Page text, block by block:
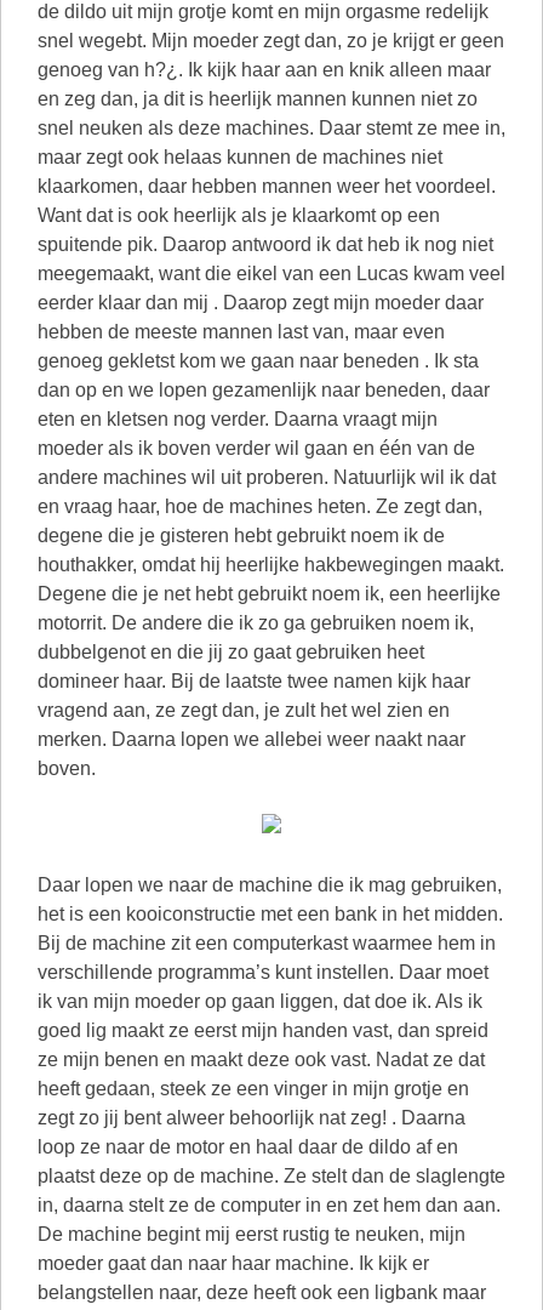
de dildo uit mijn grotje komt en mijn orgasme redelijk
snel wegebt. Mijn moeder zegt dan, zo je krijgt er geen
genoeg van h?¿. Ik kijk haar aan en knik alleen maar
en zeg dan, ja dit is heerlijk mannen kunnen niet zo
snel neuken als deze machines. Daar stemt ze mee in,
maar zegt ook helaas kunnen de machines niet
klaarkomen, daar hebben mannen weer het voordeel.
Want dat is ook heerlijk als je klaarkomt op een
spuitende pik. Daarop antwoord ik dat heb ik nog niet
meegemaakt, want die eikel van een Lucas kwam veel
eerder klaar dan mij . Daarop zegt mijn moeder daar
hebben de meeste mannen last van, maar even
genoeg gekletst kom we gaan naar beneden . Ik sta
dan op en we lopen gezamenlijk naar beneden, daar
eten en kletsen nog verder. Daarna vraagt mijn
moeder als ik boven verder wil gaan en één van de
andere machines wil uit proberen. Natuurlijk wil ik dat
en vraag haar, hoe de machines heten. Ze zegt dan,
degene die je gisteren hebt gebruikt noem ik de
houthakker, omdat hij heerlijke hakbewegingen maakt.
Degene die je net hebt gebruikt noem ik, een heerlijke
motorrit. De andere die ik zo ga gebruiken noem ik,
dubbelgenot en die jij zo gaat gebruiken heet
domineer haar. Bij de laatste twee namen kijk haar
vragend aan, ze zegt dan, je zult het wel zien en
merken. Daarna lopen we allebei weer naakt naar
boven.
Daar lopen we naar de machine die ik mag gebruiken,
het is een kooiconstructie met een bank in het midden.
Bij de machine zit een computerkast waarmee hem in
verschillende programma’s kunt instellen. Daar moet
ik van mijn moeder op gaan liggen, dat doe ik. Als ik
goed lig maakt ze eerst mijn handen vast, dan spreid
ze mijn benen en maakt deze ook vast. Nadat ze dat
heeft gedaan, steek ze een vinger in mijn grotje en
zegt zo jij bent alweer behoorlijk nat zeg! . Daarna
loop ze naar de motor en haal daar de dildo af en
plaatst deze op de machine. Ze stelt dan de slaglengte
in, daarna stelt ze de computer in en zet hem dan aan.
De machine begint mij eerst rustig te neuken, mijn
moeder gaat dan naar haar machine. Ik kijk er
belangstellen naar, deze heeft ook een ligbank maar